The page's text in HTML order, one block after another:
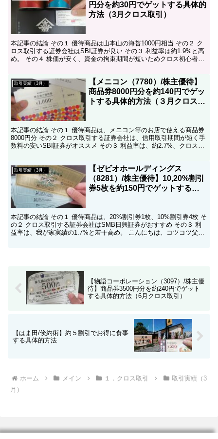
円分を約30円でゲットする具体的
方法（3月クロス取引）
本記事の結論 その１ 優待商品は山本山の海苔1000円相当 その２ ク
ロス取引する証券会社はSBI証券が良い その３ 利益率は約1.9%と高
め。 その４ 株価が安く、資金の拘束期間が短いためクロス初心者に
取引実績（3月）
【メニコン（7780）/株主優待】
商品券8000円分を約140円でゲッ
トする具体的方法（３月クロス取
本記事の結論 その１ 優待商品は、メニコン等のお店で使える商品券
8000円分 その２ クロス取引する証券会社は、信用取引期間が短く手
数料の安いSBI証券がオススメ その３ 利益率は、約2.7%、クロス取
取引実績（3月）
【ゼビオホールディングス
（8281）/株主優待】10,20%割引
券5枚を約150円でゲットする具
本記事の結論 その１ 優待商品は、20%割引券1枚、10%割引券4枚 そ
の２ クロス取引する証券会社はSMB日興証券がおすすめ その３ 利
益率は、我が家実績の1.7%と若干高め。 こんにちは、コツコツ父ち
【物語コーポレーション（3097）/株主優
待】商品券3500円分を約240円でゲット
する具体的方法（6月クロス取引）
【はま田/倹約術】約５割引でお得に食事
する具体的方法
ホーム メイン １．クロス取引
取引実績（3
月）